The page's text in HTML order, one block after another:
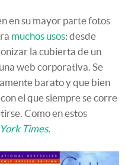
en su mayor parte fotos
muchos usos: desde
la cubierta de un
web corporativa. Se
barato y que bien
el que siempre se corre
Como en estos
Times.